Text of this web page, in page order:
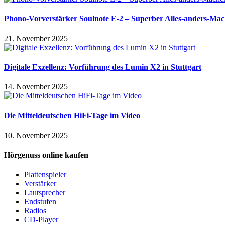
Phono-Vorverstärker Soulnote E-2 – Superber Alles-anders-
21. November 2025
Digitale Exzellenz: Vorführung des Lumin X2 in Stuttgart
14. November 2025
Die Mitteldeutschen HiFi-Tage im Video
10. November 2025
Hörgenuss online kaufen
Plattenspieler
Verstärker
Lautsprecher
Endstufen
Radios
CD-Player